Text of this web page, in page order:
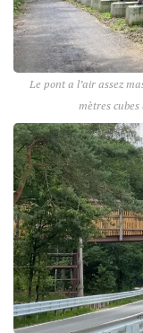
Le pont a l’air assez
mètres cubes